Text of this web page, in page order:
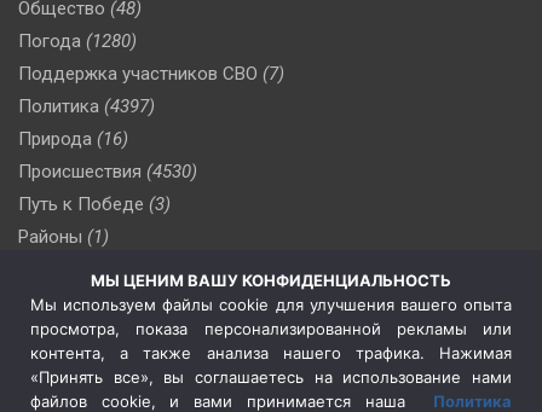
Общество (48)
Погода (1280)
Поддержка участников СВО (7)
Политика (4397)
Природа (16)
Происшествия (4530)
Путь к Победе (3)
Районы (1)
(510)
Сельское хозяйство (3)
Социальная политика
(3)
Спецоперация в Украине
Спецоперация на Украине
(404)
МЫ ЦЕНИМ ВАШУ КОНФИДЕНЦИАЛЬНОСТЬ
Мы используем файлы cookie для улучшения вашего опыта
просмотра, показа персонализированной рекламы или
контента, а также анализа нашего трафика. Нажимая
«Принять все», вы соглашаетесь на использование нами
файлов cookie, и вами принимается наша Политика